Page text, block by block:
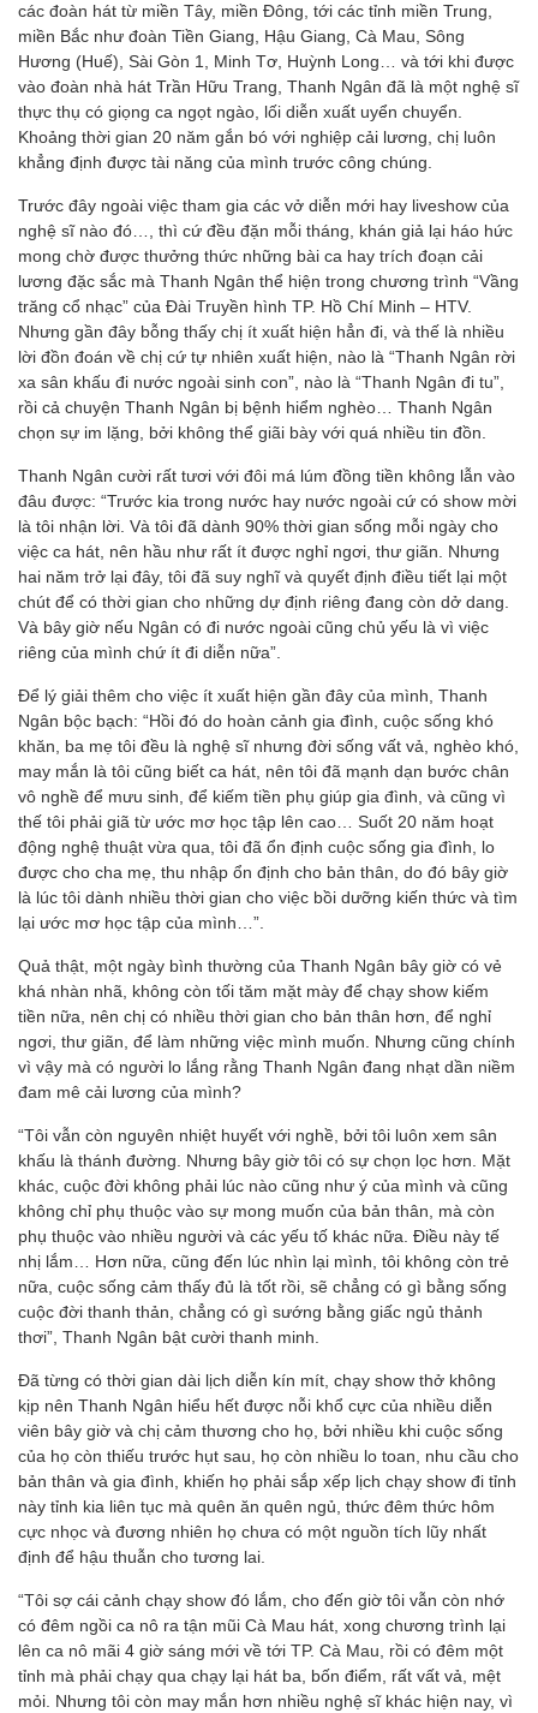
các đoàn hát từ miền Tây, miền Đông, tới các tỉnh miền Trung,
miền Bắc như đoàn Tiền Giang, Hậu Giang, Cà Mau, Sông
Hương (Huế), Sài Gòn 1, Minh Tơ, Huỳnh Long… và tới khi được
vào đoàn nhà hát Trần Hữu Trang, Thanh Ngân đã là một nghệ sĩ
thực thụ có giọng ca ngọt ngào, lối diễn xuất uyển chuyển.
Khoảng thời gian 20 năm gắn bó với nghiệp cải lương, chị luôn
khẳng định được tài năng của mình trước công chúng.
Trước đây ngoài việc tham gia các vở diễn mới hay liveshow của
nghệ sĩ nào đó…, thì cứ đều đặn mỗi tháng, khán giả lại háo hức
mong chờ được thưởng thức những bài ca hay trích đoạn cải
lương đặc sắc mà Thanh Ngân thể hiện trong chương trình “Vầng
trăng cổ nhạc” của Đài Truyền hình TP. Hồ Chí Minh – HTV.
Nhưng gần đây bỗng thấy chị ít xuất hiện hẳn đi, và thế là nhiều
lời đồn đoán về chị cứ tự nhiên xuất hiện, nào là “Thanh Ngân rời
xa sân khấu đi nước ngoài sinh con”, nào là “Thanh Ngân đi tu”,
rồi cả chuyện Thanh Ngân bị bệnh hiểm nghèo… Thanh Ngân
chọn sự im lặng, bởi không thể giãi bày với quá nhiều tin đồn.
Thanh Ngân cười rất tươi với đôi má lúm đồng tiền không lẫn vào
đâu được: “Trước kia trong nước hay nước ngoài cứ có show mời
là tôi nhận lời. Và tôi đã dành 90% thời gian sống mỗi ngày cho
việc ca hát, nên hầu như rất ít được nghỉ ngơi, thư giãn. Nhưng
hai năm trở lại đây, tôi đã suy nghĩ và quyết định điều tiết lại một
chút để có thời gian cho những dự định riêng đang còn dở dang.
Và bây giờ nếu Ngân có đi nước ngoài cũng chủ yếu là vì việc
riêng của mình chứ ít đi diễn nữa”.
Để lý giải thêm cho việc ít xuất hiện gần đây của mình, Thanh
Ngân bộc bạch: “Hồi đó do hoàn cảnh gia đình, cuộc sống khó
khăn, ba mẹ tôi đều là nghệ sĩ nhưng đời sống vất vả, nghèo khó,
may mắn là tôi cũng biết ca hát, nên tôi đã mạnh dạn bước chân
vô nghề để mưu sinh, để kiếm tiền phụ giúp gia đình, và cũng vì
thế tôi phải giã từ ước mơ học tập lên cao… Suốt 20 năm hoạt
động nghệ thuật vừa qua, tôi đã ổn định cuộc sống gia đình, lo
được cho cha mẹ, thu nhập ổn định cho bản thân, do đó bây giờ
là lúc tôi dành nhiều thời gian cho việc bồi dưỡng kiến thức và tìm
lại ước mơ học tập của mình…”.
Quả thật, một ngày bình thường của Thanh Ngân bây giờ có vẻ
khá nhàn nhã, không còn tối tăm mặt mày để chạy show kiếm
tiền nữa, nên chị có nhiều thời gian cho bản thân hơn, để nghỉ
ngơi, thư giãn, để làm những việc mình muốn. Nhưng cũng chính
vì vậy mà có người lo lắng rằng Thanh Ngân đang nhạt dần niềm
đam mê cải lương của mình?
“Tôi vẫn còn nguyên nhiệt huyết với nghề, bởi tôi luôn xem sân
khấu là thánh đường. Nhưng bây giờ tôi có sự chọn lọc hơn. Mặt
khác, cuộc đời không phải lúc nào cũng như ý của mình và cũng
không chỉ phụ thuộc vào sự mong muốn của bản thân, mà còn
phụ thuộc vào nhiều người và các yếu tố khác nữa. Điều này tế
nhị lắm… Hơn nữa, cũng đến lúc nhìn lại mình, tôi không còn trẻ
nữa, cuộc sống cảm thấy đủ là tốt rồi, sẽ chẳng có gì bằng sống
cuộc đời thanh thản, chẳng có gì sướng bằng giấc ngủ thảnh
thơi”, Thanh Ngân bật cười thanh minh.
Đã từng có thời gian dài lịch diễn kín mít, chạy show thở không
kịp nên Thanh Ngân hiểu hết được nỗi khổ cực của nhiều diễn
viên bây giờ và chị cảm thương cho họ, bởi nhiều khi cuộc sống
của họ còn thiếu trước hụt sau, họ còn nhiều lo toan, nhu cầu cho
bản thân và gia đình, khiến họ phải sắp xếp lịch chạy show đi tỉnh
này tỉnh kia liên tục mà quên ăn quên ngủ, thức đêm thức hôm
cực nhọc và đương nhiên họ chưa có một nguồn tích lũy nhất
định để hậu thuẫn cho tương lai.
“Tôi sợ cái cảnh chạy show đó lắm, cho đến giờ tôi vẫn còn nhớ
có đêm ngồi ca nô ra tận mũi Cà Mau hát, xong chương trình lại
lên ca nô mãi 4 giờ sáng mới về tới TP. Cà Mau, rồi có đêm một
tỉnh mà phải chạy qua chạy lại hát ba, bốn điểm, rất vất vả, mệt
mỏi. Nhưng tôi còn may mắn hơn nhiều nghệ sĩ khác hiện nay, vì